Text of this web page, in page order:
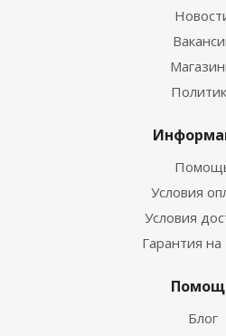
Условия
Условия
Гарантия на
Блог